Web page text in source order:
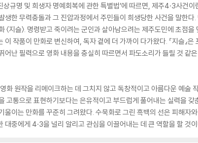
상규명 및 희생자 명예회복에 관한 특별법’에 따르면, 제주4·3사
생한 무력충돌과 그 진압과정에서 주민들이 희생당한 사건을 말한
〈지슬〉. 명령받고 죽이려는 군인과 살아남으려는 제주도민에 초점
이 작품이 만화로 변신하여, 독자 곁에 더 가까이 다가왔다. 『지슬』
어난 필력으로 영화 내용을 충실히 따르면서 파도소리가 들릴 것 같
화 원작을 리메이크하는 데 그치지 않고 독창적이고 아름다운 예술
고통으로 표현하기보다는 은유적이고 부드럽게 풀어내는 실력을
울이는 만화를 꾸준히 그려왔다. 수묵화로 그린 흑백의 선은 피해
대중에게 4·3을 널리 알리고 관심을 이끌어내는 데 큰 역할을 할 것이